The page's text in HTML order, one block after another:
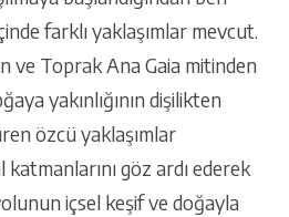
farklı yaklaşımlar mevcut.
ve Toprak Ana Gaia mitinden
yakınlığının dişilikten
özcü yaklaşımlar
göz ardı ederek
içsel keşif ve doğayla